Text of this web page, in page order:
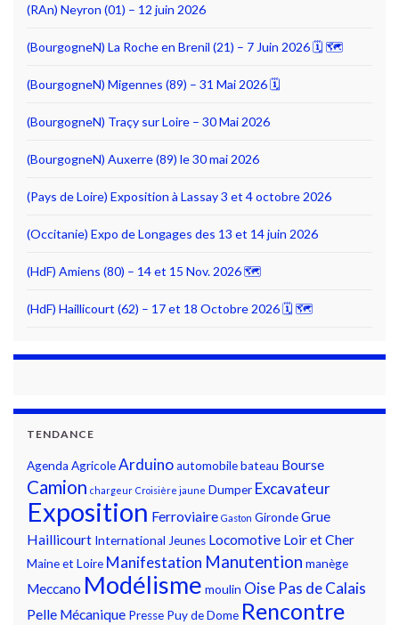
(RAn) Neyron (01) – 12 juin 2026
(BourgogneN) La Roche en Brenil (21) – 7 Juin 2026 🗓 🗺
(BourgogneN) Migennes (89) – 31 Mai 2026 🗓
(BourgogneN) Traçy sur Loire – 30 Mai 2026
(BourgogneN) Auxerre (89) le 30 mai 2026
(Pays de Loire) Exposition à Lassay 3 et 4 octobre 2026
(Occitanie) Expo de Longages des 13 et 14 juin 2026
(HdF) Amiens (80) – 14 et 15 Nov. 2026 🗺
(HdF) Haillicourt (62) – 17 et 18 Octobre 2026 🗓 🗺
TENDANCE
Agenda AgricoleArduinoautomobilebateau Bourse
Camion chargeur Croisière jaune Dumper Excavateur
Exposition Ferroviaire Gaston GirondeGrue
Haillicourt International Jeunes Locomotive Loir et Cher
Maine et Loire Manifestation Manutention manège
Meccano Modélisme moulin Oise Pas de Calais
Pelle Mécanique Presse Puy de Dome Rencontre